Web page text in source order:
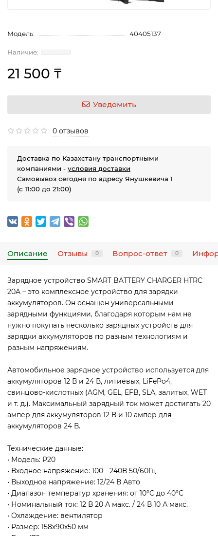
Модель: 40405137
21 500 ₸
Уведомить
0 отзывов
Доставка по Казахстану транспортными
компаниями - условия доставки
Самовывоз сегодня по адресу Янушкевича 1
(с 11:00 до 21:00)
Описание Отзывы 0 Вопрос-ответ 0
Зарядное устройство SMART BATTERY CHARGER HTRC
20A – это комплексное устройство для зарядки
аккумуляторов. Он оснащен универсальными
зарядными функциями, благодаря которым нам не
нужно покупать несколько зарядных устройств для
зарядки аккумуляторов по разным технологиям и
разным напряжениям.
Автомобильное зарядное устройство используется для
аккумуляторов 12 В и 24 В, литиевых, LiFePo4,
свинцово-кислотных (AGM, GEL, EFB, SLA, залитых, WET
и ​​т. д.). Максимальный зарядный ток может достигать 20
ампер для аккумуляторов 12 В и 10 ампер для
аккумуляторов 24 В.
Технические данные:
• Модель: P20
• Входное напряжение: 100 - 240В 50/60Гц
• Выходное напряжение: 12/24 В Авто
• Диапазон температур хранения: от 10°C до 40°C
• Номинальный ток: 12 В 20 А макс. / 24 В 10 А макс.
• Охлаждение: вентилятор
• Размер: 158х90х50 мм